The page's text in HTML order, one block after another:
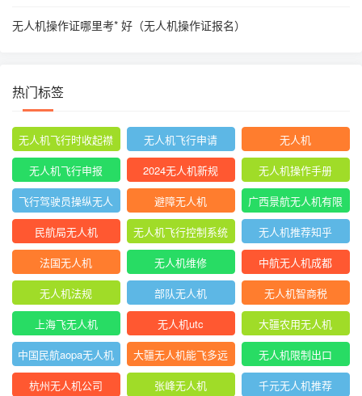
无人机操作证哪里考* 好（无人机操作证报名）
热门标签
无人机飞行时收起襟
翼
无人机飞行申请
无人机
无人机飞行申报
2024无人机新规
无人机操作手册
飞行驾驶员操纵无人
机坡度转弯时
避障无人机
广西景航无人机有限
公司官网首页
民航局无人机
无人机飞行控制系统
中的pid控制器
无人机推荐知乎
法国无人机
无人机维修
中航无人机成都
无人机法规
部队无人机
无人机智商税
上海飞无人机
无人机utc
大疆农用无人机
中国民航aopa无人机
驾驶员合格证
大疆无人机能飞多远
无人机限制出口
杭州无人机公司
张峰无人机 千元无人机推荐